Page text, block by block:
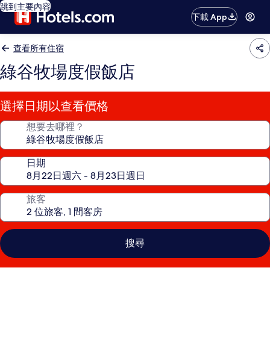
跳到主要內容
下載 App
查看所有住宿
綠谷牧場度假飯店
選擇日期以查看價格
想要去哪裡？
日期
旅客
搜尋